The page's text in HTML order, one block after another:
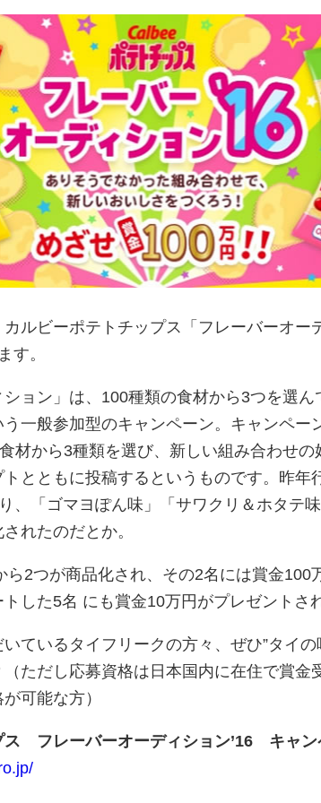
ルビーポテトチップス「フレーバーオー
す。
ション」は、100種類の食材から3つを選
一般参加型のキャンペーン。キャンペー
材から3種類を選び、新しい組み合わせの
とともに投稿するというものです。昨年
、「ゴマヨぽん味」「サワクリ＆ホタテ
れたのだとか。
ら2つが商品化され、その2名には賞金100
した5名 にも賞金10万円がプレゼントさ
ているタイフリークの方々、ぜひ”タイの
ただし応募資格は日本国内に在住で賞金
可能な方）
ス フレーバーオーディション’16 キャン